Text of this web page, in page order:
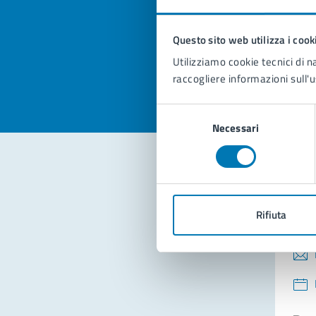
Questo sito web utilizza i
Utilizziamo cookie tecnici di
raccogliere informazioni
del
Necessari
Rifiuta
Valuta la